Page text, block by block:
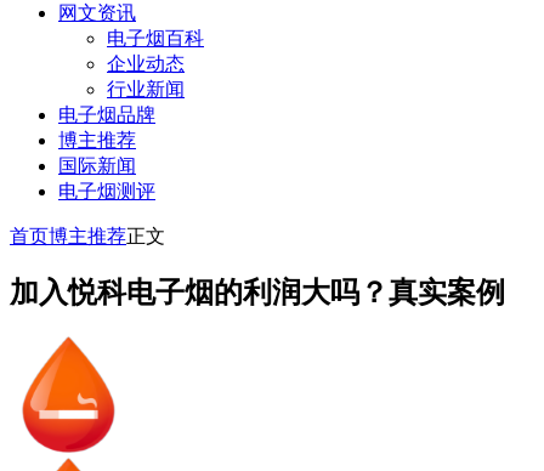
网文资讯
电子烟百科
企业动态
行业新闻
电子烟品牌
博主推荐
国际新闻
电子烟测评
首页博主推荐正文
加入悦科电子烟的利润大吗？真实案例